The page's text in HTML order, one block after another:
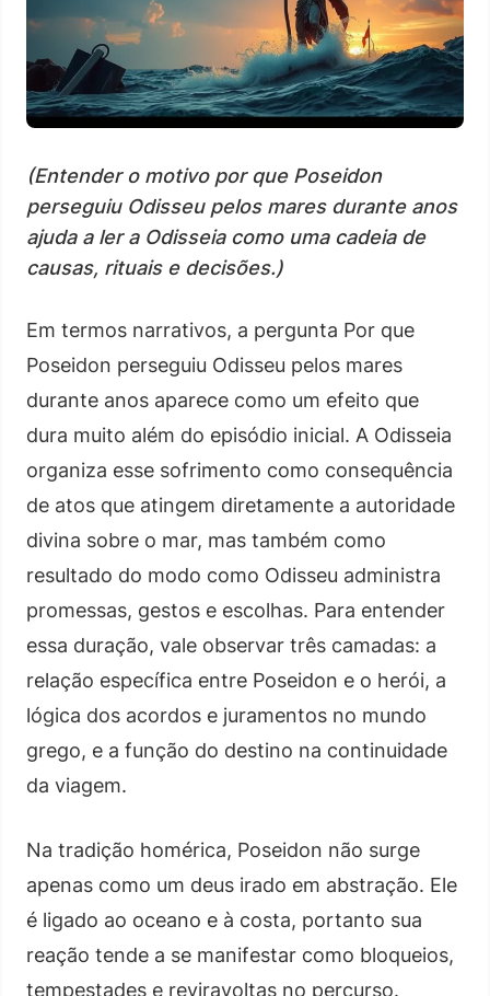
(Entender o motivo por que Poseidon
perseguiu Odisseu pelos mares durante anos
ajuda a ler a Odisseia como uma cadeia de
causas, rituais e decisões.)
Em termos narrativos, a pergunta Por que
Poseidon perseguiu Odisseu pelos mares
durante anos aparece como um efeito que
dura muito além do episódio inicial. A Odisseia
organiza esse sofrimento como consequência
de atos que atingem diretamente a autoridade
divina sobre o mar, mas também como
resultado do modo como Odisseu administra
promessas, gestos e escolhas. Para entender
essa duração, vale observar três camadas: a
relação específica entre Poseidon e o herói, a
lógica dos acordos e juramentos no mundo
grego, e a função do destino na continuidade
da viagem.
Na tradição homérica, Poseidon não surge
apenas como um deus irado em abstração. Ele
é ligado ao oceano e à costa, portanto sua
reação tende a se manifestar como bloqueios,
tempestades e reviravoltas no percurso.